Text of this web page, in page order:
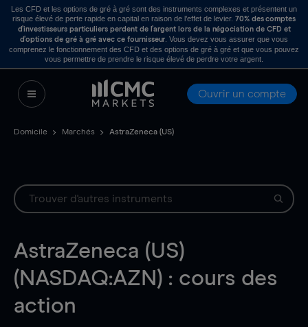
Les CFD et les options de gré à gré sont des instruments complexes et présentent un
risque élevé de perte rapide en capital en raison de l’effet de levier. 70% des comptes
d’investisseurs particuliers perdent de l’argent lors de la négociation de CFD et
d’options de gré à gré avec ce fournisseur . Vous devez vous assurer que vous
comprenez le fonctionnement des CFD et des options de gré à gré et que vous pouvez
vous permettre de prendre le risque élevé de perdre votre argent.
Ouvrir un compte
Domicile Marchés AstraZeneca (US)
AstraZeneca (US)
(NASDAQ:AZN) : cours des
action